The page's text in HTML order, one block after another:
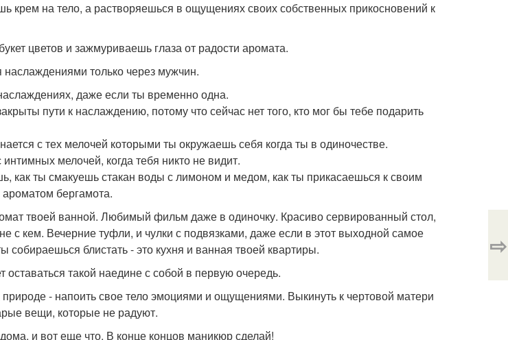
крем на тело, а растворяешься в ощущениях своих собственных прикосновений к
цветов и зажмуриваешь глаза от радости аромата.
наслаждениями только через мужчин.
даже если ты временно одна.
пути к наслаждению, потому что сейчас нет того, кто мог бы тебе подарить
с тех мелочей которыми ты окружаешь себя когда ты в одиночестве.
мелочей, когда тебя никто не видит.
как ты смакуешь стакан воды с лимоном и медом, как ты прикасаешься к своим
бергамота.
твоей ванной. Любимый фильм даже в одиночку. Красиво сервированный стол,
с кем. Вечерние туфли, и чулки с подвязками, даже если в этот выходной самое
собираешься блистать - это кухня и ванная твоей квартиры.
оставаться такой наедине с собой в первую очередь.
- напоить свое тело эмоциями и ощущениями. Выкинуть к чертовой матери
вещи, которые не радуют.
и вот еще что. В конце концов маникюр сделай!
⇨